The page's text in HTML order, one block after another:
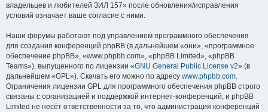
владельцев и любителей ЗИЛ 157» после обновления/исправления
условий означает ваше согласие с ними.
Наши форумы работают под управлением программного обеспечения
для создания конференций phpBB (в дальнейшем «они», «программное
обеспечение phpBB», «www.phpbb.com», «phpBB Limited», «phpBB
Teams»), выпущенного по лицензии «GNU General Public License v2» (в
дальнейшем «GPL»). Скачать его можно по адресу www.phpbb.com.
Ограничения лицензии GPL для программного обеспечения phpBB строго
связаны с организацией и поддержкой интернет-конференций, и phpBB
Limited не несёт ответственности за то, что администрация конференций